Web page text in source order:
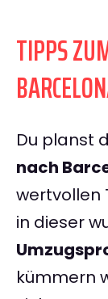
TIPPS
Du planst
nach
wertvollen
in dieser
kümmern